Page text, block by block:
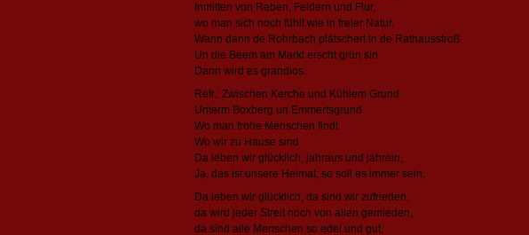
Inmitten von Reben, Feldern und Flur,
wo man sich noch fühlt wie in freier Natur.
Wann dann de Rohrbach plätschert in de Rathausstroß
Un die Beem am Markt erscht grün sin
Dann wird es grandios.
Refr.: Zwischen Kerche und Kühlem Grund
Unterm Boxberg un Emmertsgrund
Wo man frohe Menschen findt
Wo wir zu Hause sind
Da leben wir glücklich, jahraus und jahrein,
Ja, das ist unsere Heimat, so soll es immer sein.
Da leben wir glücklich, da sind wir zufrieden,
da wird jeder Streit noch von allen gemieden,
da sind alle Menschen so edel und gut,